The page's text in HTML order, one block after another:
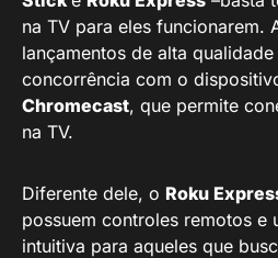
na TV para eles funcionarem.
lançamentos de alta
concorrência com o
Chromecast, que permite
na TV.
Diferente dele, o Roku
possuem controles remotos e
intuitiva para aqueles que